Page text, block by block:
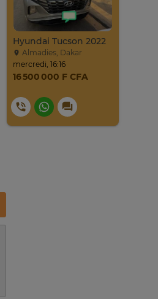
Hyundai Tucson 2022
Almadies, Dakar
mercredi, 16:16
16 500 000 F CFA